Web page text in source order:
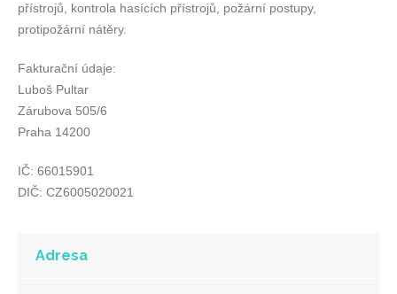
přístrojů, kontrola hasících přístrojů, požární postupy,
protipožární nátěry.
Fakturační údaje:
Luboš Pultar
Zárubova 505/6
Praha 14200
IČ: 66015901
DIČ: CZ6005020021
Adresa